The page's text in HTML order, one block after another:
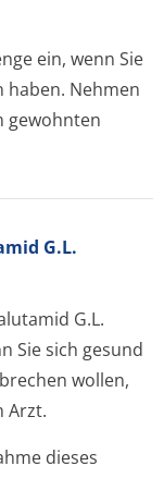
ein, wenn Sie
haben. Nehmen
gewohnten
G.L.
G.L.
Sie sich gesund
wollen,
Arzt.
dieses